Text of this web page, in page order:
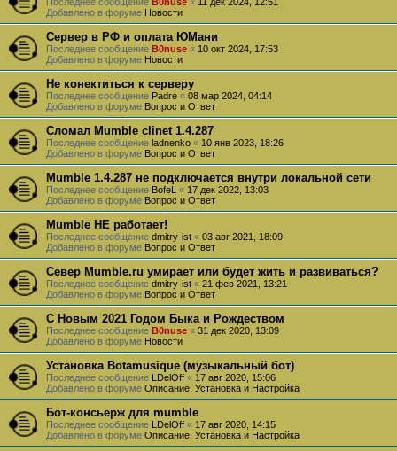
Добавлено в форуме Новости
Сервер в РФ и оплата ЮМани
Последнее сообщение B0nuse « 10 окт 2024, 17:53
Добавлено в форуме Новости
Не конектиться к серверу
Последнее сообщение Padre « 08 мар 2024, 04:14
Добавлено в форуме Вопрос и Ответ
Сломал Mumble clinet 1.4.287
Последнее сообщение ladnenko « 10 янв 2023, 18:26
Добавлено в форуме Вопрос и Ответ
Mumble 1.4.287 не подключается внутри локальной сети
Последнее сообщение BofeL « 17 дек 2022, 13:03
Добавлено в форуме Вопрос и Ответ
Mumble НЕ работает!
Последнее сообщение dmitry-ist « 03 авг 2021, 18:09
Добавлено в форуме Вопрос и Ответ
Север Mumble.ru умирает или будет жить и развиваться?
Последнее сообщение dmitry-ist « 21 фев 2021, 13:21
Добавлено в форуме Вопрос и Ответ
С Новым 2021 Годом Быка и Рождеством
Последнее сообщение B0nuse « 31 дек 2020, 13:09
Добавлено в форуме Новости
Установка Botamusique (музыкальный бот)
Последнее сообщение LDelOff « 17 авг 2020, 15:06
Добавлено в форуме Описание, Установка и Настройка
Бот-консьерж для mumble
Последнее сообщение LDelOff « 17 авг 2020, 14:15
Добавлено в форуме Описание, Установка и Настройка